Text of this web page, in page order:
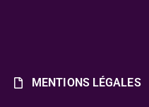
MENTIONS LÉGALES